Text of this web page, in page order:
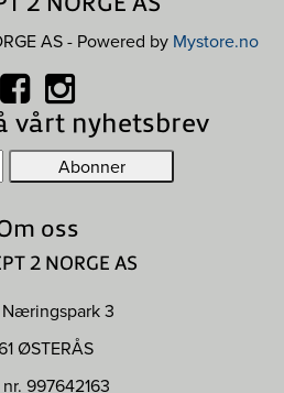
AS - Powered by Mystore.no
vårt nyhetsbrev
oss
2 NORGE AS
3
ØSTERÅS
997642163